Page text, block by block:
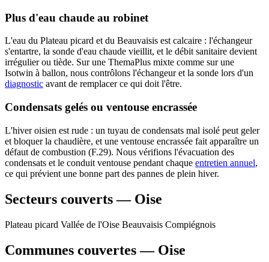
Plus d'eau chaude au robinet
L'eau du Plateau picard et du Beauvaisis est calcaire : l'échangeur
s'entartre, la sonde d'eau chaude vieillit, et le débit sanitaire devient
irrégulier ou tiède. Sur une ThemaPlus mixte comme sur une
Isotwin à ballon, nous contrôlons l'échangeur et la sonde lors d'un
diagnostic avant de remplacer ce qui doit l'être.
Condensats gelés ou ventouse encrassée
L'hiver oisien est rude : un tuyau de condensats mal isolé peut geler
et bloquer la chaudière, et une ventouse encrassée fait apparaître un
défaut de combustion (F.29). Nous vérifions l'évacuation des
condensats et le conduit ventouse pendant chaque entretien annuel,
ce qui prévient une bonne part des pannes de plein hiver.
Secteurs couverts — Oise
Plateau picard Vallée de l'Oise Beauvaisis Compiégnois
Communes couvertes — Oise